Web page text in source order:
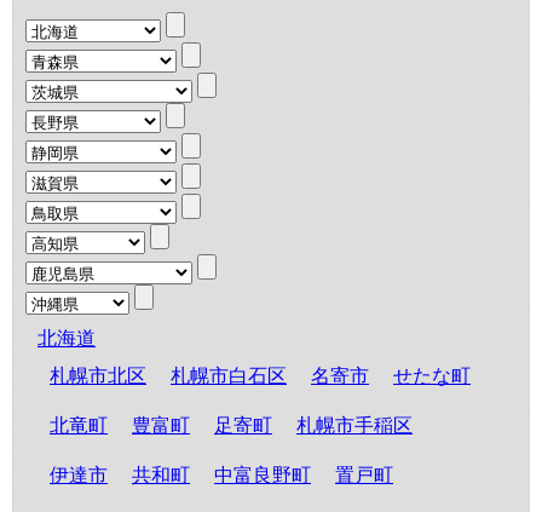
北海道
札幌市北区
札幌市白石区 名寄市 せたな町
北竜町 豊富町 足寄町 札幌市手稲区
伊達市 共和町 中富良野町 置戸町